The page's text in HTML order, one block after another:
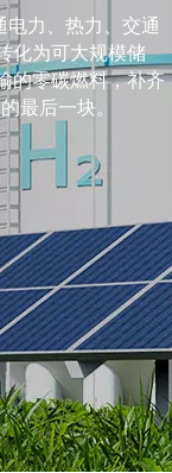
电力、热力、交通
化为可大规模储
的零碳燃料，补齐
最后一块。
的新建电源，但其
+储能”——让清洁电
推动下，全球芯片
用货币”。
历寿命超20年，轻
来制取高纯金属
以蚀钢的严苛环
间带走 APU、射
静制胜。
域，碳材料始终是
无惧”的万能赋能
间带走 APU、射
静制胜。